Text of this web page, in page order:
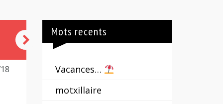
mandanga
Mots recents
Vacances…
motxillaire